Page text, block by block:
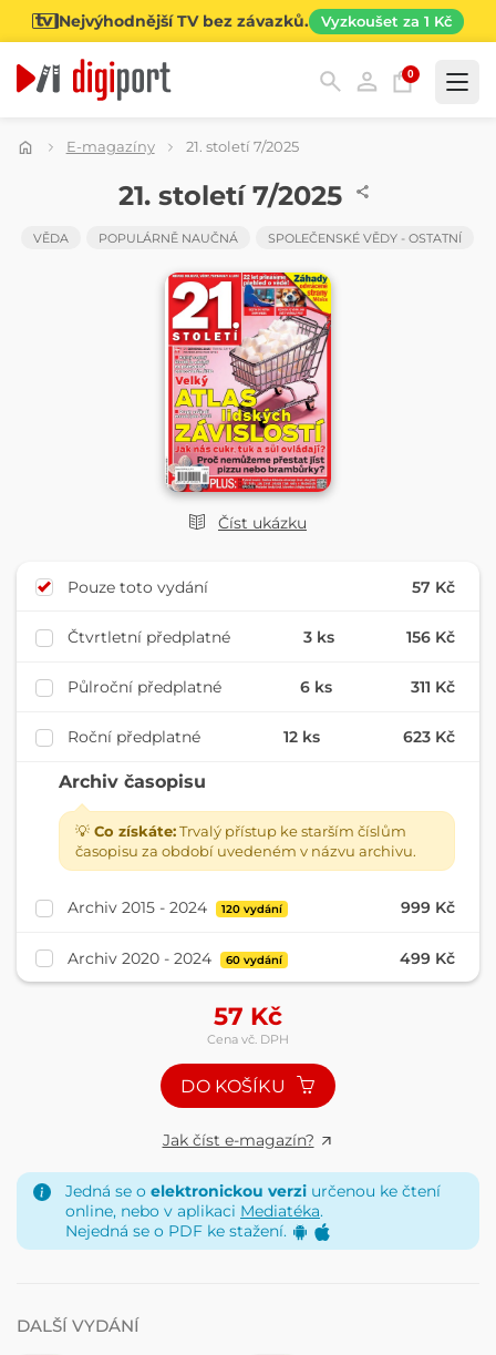
Nejvýhodnější TV bez závazků. Vyzkoušet za 1 Kč
0
Kategorie
E-magazíny 21. století 7/2025
Číst ukázku
21. století 7/2025
VĚDA POPULÁRNĚ NAUČNÁ SPOLEČENSKÉ VĚDY - OSTATNÍ
Pouze toto vydání 57 Kč
Čtvrtletní předplatné 3 ks 156 Kč
Půlroční předplatné 6 ks 311 Kč
Roční předplatné 12 ks 623 Kč
Archiv časopisu
💡 Co získáte:Trvalý přístup ke starším číslům
časopisu za období uvedeném v názvu archivu.
Archiv 2015 - 2024 120 vydání 999 Kč
Archiv 2020 - 2024 60 vydání 499 Kč
57 Kč
Cena vč. DPH
DO KOŠÍKU
Jak číst e-magazín?
Jedná se o elektronickou verzi určenou ke čtení
online, nebo v aplikaci Mediatéka.
Nejedná se o PDF ke stažení.
DALŠÍ VYDÁNÍ